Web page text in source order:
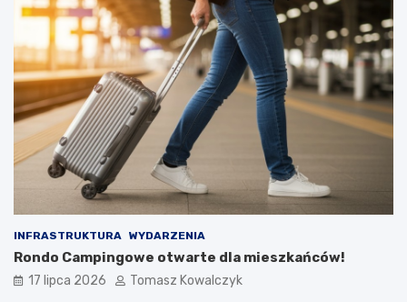
INFRASTRUKTURA WYDARZENIA
Rondo Campingowe otwarte dla mieszkańców!
17 lipca 2026 Tomasz Kowalczyk